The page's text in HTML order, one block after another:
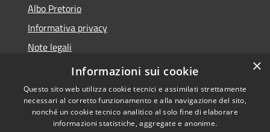
Albo Pretorio
Informativa privacy
Note legali
Dichiarazione di accessibilità
Copyright © 2026 • Comune di
×
Informazioni sui cookie
Questo sito web utilizza cookie tecnici e assimilati strettamente
necessari al corretto funzionamento e alla navigazione del sito,
nonché un cookie tecnico analitico al solo fine di elaborare
informazioni statistiche, aggregate e anonime.